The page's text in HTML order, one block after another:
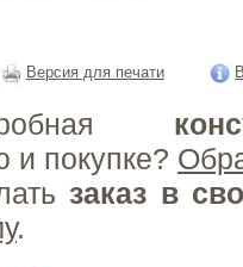
Версия для печати
и покупке?
заказ в
.